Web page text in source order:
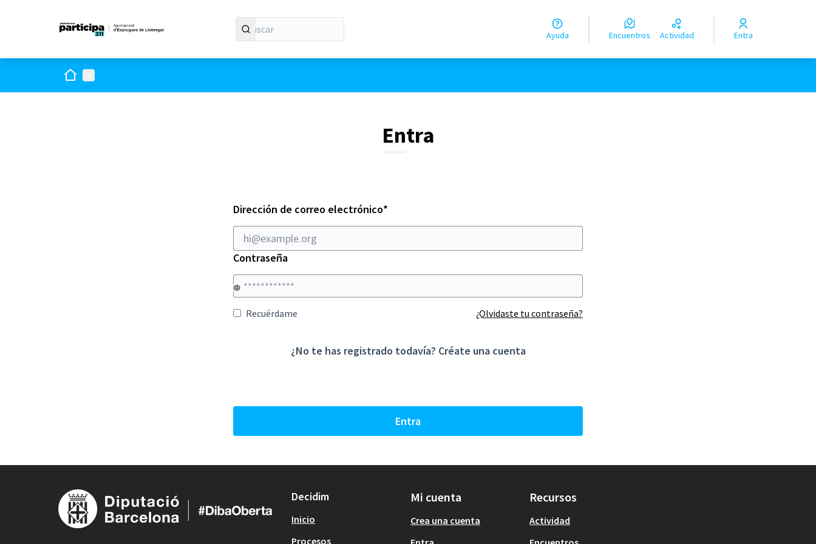
Ayuda Encuentros Actividad Entra
InicioMenú principal
Entra
Dirección de correo electrónico*
Contraseña
Recuérdame ¿Olvidaste tu contraseña?
¿No te has registrado todavía? Créate una cuenta
Entra
Decidim
Inicio
Procesos
Mi cuenta
Crea una cuenta
Recursos
Actividad